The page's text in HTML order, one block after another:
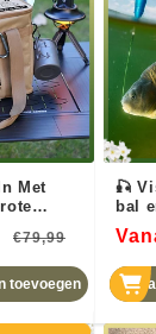
Met
–
40KG
je
Normale
prijs
€79,99
toevoegen
🎣
bal